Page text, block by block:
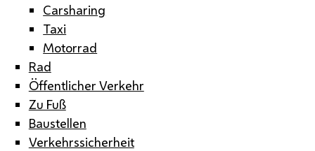
Carsharing
Taxi
Motorrad
Rad
Öffentlicher Verkehr
Zu Fuß
Baustellen
Verkehrssicherheit